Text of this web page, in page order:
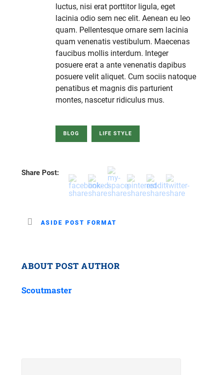
luctus, nisi erat porttitor ligula, eget
lacinia odio sem nec elit. Aenean eu leo
quam. Pellentesque ornare sem lacinia
quam venenatis vestibulum. Maecenas
faucibus mollis interdum. Integer
posuere erat a ante venenatis dapibus
posuere velit aliquet. Cum sociis natoque
penatibus et magnis dis parturient
montes, nascetur ridiculus mus.
BLOG LIFE STYLE
Share Post:
ASIDE POST FORMAT
ABOUT POST AUTHOR
Scoutmaster